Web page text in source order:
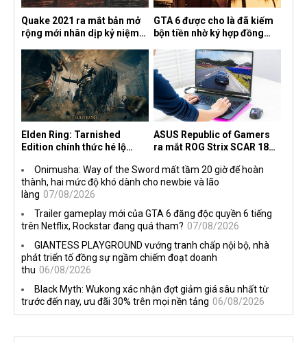
Quake 2021 ra mắt bản mở
rộng mới nhân dịp kỷ niệm
the Machine
GTA 6 được cho là đã kiếm
bộn tiền nhờ ký hợp đồng
Elden Ring: Tarnished
Edition chính thức hé lộ
ASUS Republic of Gamers
ra mắt ROG Strix SCAR 18
Onimusha: Way of the Sword mất tầm 20 giờ để hoàn
thành, hai mức độ khó dành cho newbie và lão
làng 07/08/2026
Trailer gameplay mới của GTA 6 đăng độc quyền 6 tiếng
trên Netflix, Rockstar đang quá tham? 07/08/2026
GIANTESS PLAYGROUND vướng tranh chấp nội bộ, nhà
phát triển tố đồng sự ngầm chiếm đoạt doanh
thu 06/08/2026
Black Myth: Wukong xác nhận đợt giảm giá sâu nhất từ
trước đến nay, ưu đãi 30% trên mọi nền tảng 06/08/2026